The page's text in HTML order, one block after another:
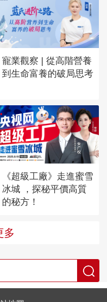
寵業觀察 | 從高階營養
到生命富養的破局思考
《超級工廠》走進蜜雪
冰城 ，探秘平價高質
的秘方！
多